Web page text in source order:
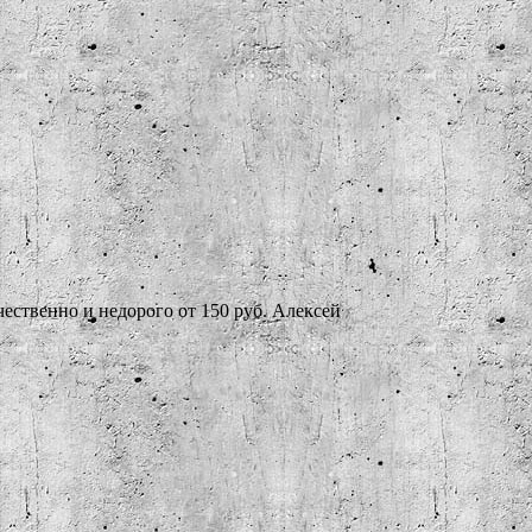
и недорого от 150 руб. Алексей